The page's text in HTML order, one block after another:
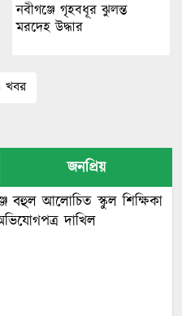
নবীগঞ্জে গৃহবধূর ঝুলন্ত
মরদেহ উদ্ধার
জনপ্রিয়
বহুল আলোচিত স্কুল শিক্ষিকা
দাখিল